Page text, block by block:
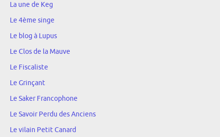
La une de Keg
Le 4ème singe
Le blog à Lupus
Le Clos de la Mauve
Le Fiscaliste
Le Grinçant
Le Saker Francophone
Le Savoir Perdu des Anciens
Le vilain Petit Canard